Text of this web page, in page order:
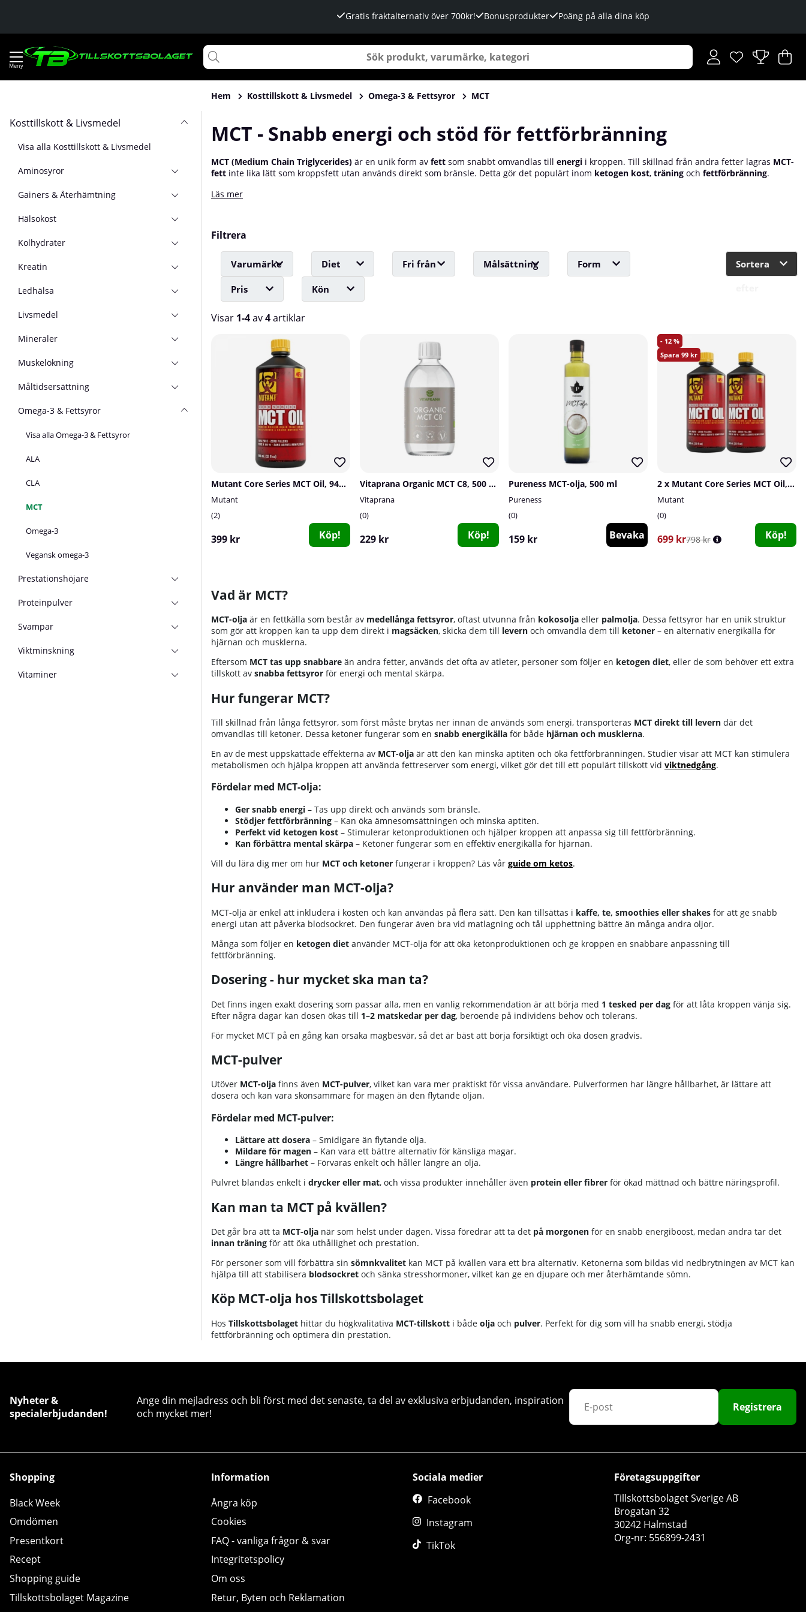
Gratis fraktalternativ över 700kr! Bonusprodukter Poäng på alla dina köp
Önskelista
Antal i
.
.
Hem Kosttillskott & Livsmedel Omega-3 & Fettsyror MCT
Kosttillskott & Livsmedel
Visa alla Kosttillskott & Livsmedel
Aminosyror
Gainers & Återhämtning
Hälsokost
Kolhydrater
Kreatin
Ledhälsa
Livsmedel
Mineraler
Muskelökning
Måltidsersättning
Omega-3 & Fettsyror
Visa alla Omega-3 & Fettsyror
ALA
CLA
MCT
Omega-3
Vegansk omega-3
Prestationshöjare
Proteinpulver
Svampar
Viktminskning
Vitaminer
MCT - Snabb energi och stöd för fettförbränning
MCT (Medium Chain Triglycerides) är en unik form av fett som snabbt omvandlas till energi i kroppen. Till skillnad från andra fetter lagras MCT-
fett inte lika lätt som kroppsfett utan används direkt som bränsle. Detta gör det populärt inom ketogen kost, träning och fettförbränning.
Läs mer
Filtrera
Varumärke Diet Fri från Målsättning Form
Pris Kön
Sortera
Visar 1-4av4artiklar
Mutant Core Series MCT Oil, 946 ml
Mutant
2
399 kr Köp!
Vitaprana Organic MCT C8, 500 ml
Vitaprana
0
229 kr Köp!
Pureness MCT-olja, 500 ml
Pureness
0
159 kr Bevaka
12
99
2 x Mutant Core Series MCT Oil, 946 ml
Mutant
0
699 kr798 kr Köp!
Vad är MCT?
MCT-olja är en fettkälla som består av medellånga fettsyror, oftast utvunna från kokosolja eller palmolja. Dessa fettsyror har en unik struktur
som gör att kroppen kan ta upp dem direkt i magsäcken, skicka dem till levern och omvandla dem till ketoner – en alternativ energikälla för
hjärnan och musklerna.
Eftersom MCT tas upp snabbare än andra fetter, används det ofta av atleter, personer som följer en ketogen diet, eller de som behöver ett extra
tillskott av snabba fettsyror för energi och mental skärpa.
Hur fungerar MCT?
Till skillnad från långa fettsyror, som först måste brytas ner innan de används som energi, transporteras MCT direkt till levern där det
omvandlas till ketoner. Dessa ketoner fungerar som en snabb energikälla för både hjärnan och musklerna.
En av de mest uppskattade effekterna av MCT-olja är att den kan minska aptiten och öka fettförbränningen. Studier visar att MCT kan stimulera
metabolismen och hjälpa kroppen att använda fettreserver som energi, vilket gör det till ett populärt tillskott vid viktnedgång.
Fördelar med MCT-olja:
Ger snabb energi – Tas upp direkt och används som bränsle.
Stödjer fettförbränning – Kan öka ämnesomsättningen och minska aptiten.
Perfekt vid ketogen kost – Stimulerar ketonproduktionen och hjälper kroppen att anpassa sig till fettförbränning.
Kan förbättra mental skärpa – Ketoner fungerar som en effektiv energikälla för hjärnan.
Vill du lära dig mer om hur MCT och ketoner fungerar i kroppen? Läs vår guide om ketos.
Hur använder man MCT-olja?
MCT-olja är enkel att inkludera i kosten och kan användas på flera sätt. Den kan tillsättas i kaffe, te, smoothies eller shakes för att ge snabb
energi utan att påverka blodsockret. Den fungerar även bra vid matlagning och tål upphettning bättre än många andra oljor.
Många som följer en ketogen diet använder MCT-olja för att öka ketonproduktionen och ge kroppen en snabbare anpassning till
fettförbränning.
Dosering - hur mycket ska man ta?
Det finns ingen exakt dosering som passar alla, men en vanlig rekommendation är att börja med 1 tesked per dag för att låta kroppen vänja sig.
Efter några dagar kan dosen ökas till 1–2 matskedar per dag, beroende på individens behov och tolerans.
För mycket MCT på en gång kan orsaka magbesvär, så det är bäst att börja försiktigt och öka dosen gradvis.
MCT-pulver
Utöver MCT-olja finns även MCT-pulver, vilket kan vara mer praktiskt för vissa användare. Pulverformen har längre hållbarhet, är lättare att
dosera och kan vara skonsammare för magen än den flytande oljan.
Fördelar med MCT-pulver:
Lättare att dosera – Smidigare än flytande olja.
Mildare för magen – Kan vara ett bättre alternativ för känsliga magar.
Längre hållbarhet – Förvaras enkelt och håller längre än olja.
Pulvret blandas enkelt i drycker eller mat, och vissa produkter innehåller även protein eller fibrer för ökad mättnad och bättre näringsprofil.
Kan man ta MCT på kvällen?
Det går bra att ta MCT-olja när som helst under dagen. Vissa föredrar att ta det på morgonen för en snabb energiboost, medan andra tar det
innan träning för att öka uthållighet och prestation.
För personer som vill förbättra sin sömnkvalitet kan MCT på kvällen vara ett bra alternativ. Ketonerna som bildas vid nedbrytningen av MCT kan
hjälpa till att stabilisera blodsockret och sänka stresshormoner, vilket kan ge en djupare och mer återhämtande sömn.
Köp MCT-olja hos Tillskottsbolaget
Hos Tillskottsbolaget hittar du högkvalitativa MCT-tillskott i både olja och pulver. Perfekt för dig som vill ha snabb energi, stödja
fettförbränning och optimera din prestation.
Nyheter &
specialerbjudanden!
Ange din mejladress och bli först med det senaste, ta del av exklusiva erbjudanden, inspiration
och mycket mer!
Registrera
Shopping
Black Week
Omdömen
Presentkort
Recept
Shopping guide
Tillskottsbolaget Magazine
Information
Ångra köp
Cookies
FAQ - vanliga frågor & svar
Integritetspolicy
Om oss
Retur, Byten och Reklamation
Sociala medier
Facebook
Instagram
TikTok
Företagsuppgifter
Tillskottsbolaget Sverige AB
Brogatan 32
30242 Halmstad
Org-nr: 556899-2431